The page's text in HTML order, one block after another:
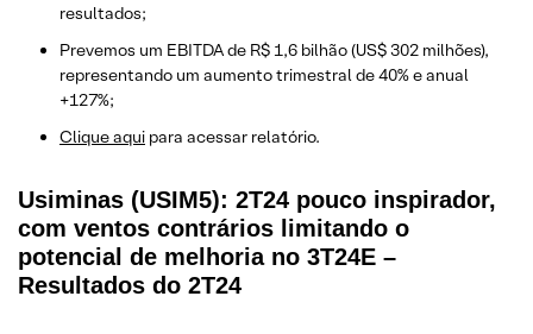
resultados;
Prevemos um EBITDA de R$ 1,6 bilhão (US$ 302 milhões),
representando um aumento trimestral de 40% e anual
+127%;
Clique aqui para acessar relatório.
Usiminas (USIM5): 2T24 pouco inspirador,
com ventos contrários limitando o
potencial de melhoria no 3T24E –
Resultados do 2T24